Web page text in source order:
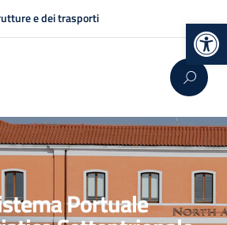
e dei trasporti
Portuale